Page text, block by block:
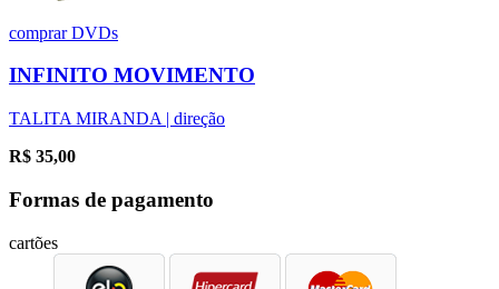
comprarDVDs
INFINITO MOVIMENTO
TALITA MIRANDA | direção
R$ 35,00
Formas de pagamento
cartões